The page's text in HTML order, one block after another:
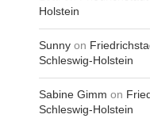
Holstein
Sunny on
Schleswig-Holstein
Sabine Gimm on
Schleswig-Holstein